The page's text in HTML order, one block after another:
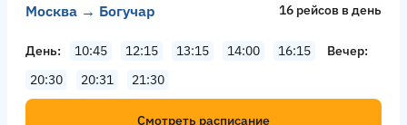
Москва → Богучар 16 рейсов в день
День 10:45 12:15 13:15 14:00 16:15
Вечер
20:30
20:31 21:30
Смотреть расписание